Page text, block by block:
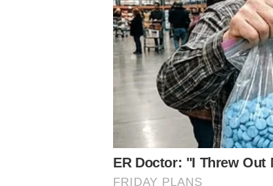
Estêvão marca golaço de falta contra